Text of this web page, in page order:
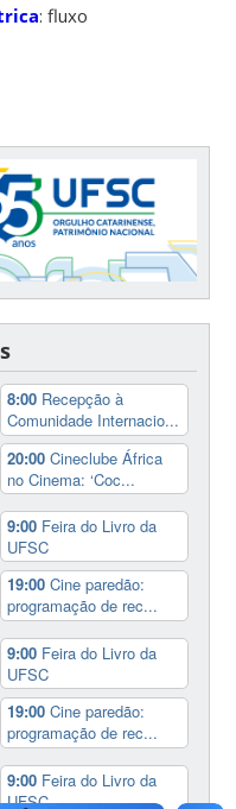
: fluxo
8:00 Recepção à
Comunidade Internacio...
20:00Cineclube África
no Cinema: ‘Coc...
9:00 Feira do Livro da
UFSC
19:00Cine paredão:
programação de rec...
9:00 Feira do Livro da
UFSC
19:00Cine paredão:
programação de rec...
9:00 Feira do Livro da
UFSC